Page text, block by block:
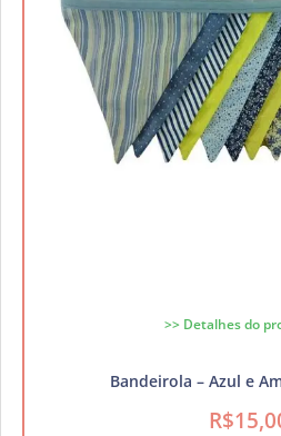
>> Detalhes do
Bandeirola – Azul e
R$